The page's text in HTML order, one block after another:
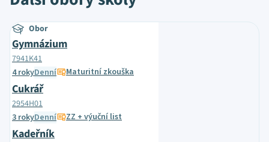
Obor
Gymnázium
7941K41
4 rokyDenní Maturitní zkouška
Cukrář
2954H01
3 rokyDenní ZZ + výuční list
Kadeřník